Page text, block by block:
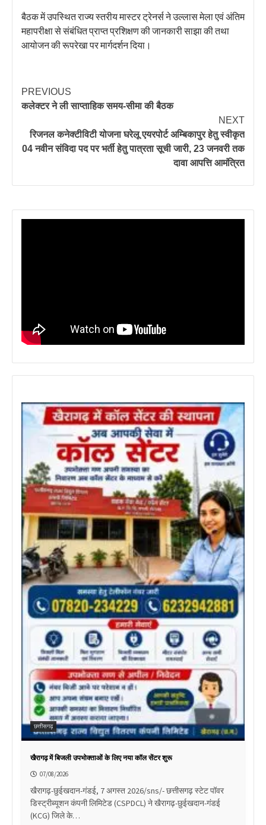
बैठक में उपस्थित राज्य स्तरीय मास्टर ट्रेनर्स ने उल्लास मेला एवं अंतिम
महापरीक्षा से संबंधित प्राप्त प्रशिक्षण की जानकारी साझा की तथा
आयोजन की रूपरेखा पर मार्गदर्शन दिया।
PREVIOUS
कलेक्टर ने ली साप्ताहिक समय-सीमा की बैठक
NEXT
रिजनल कनेक्टीविटी योजना घरेलू एयरपोर्ट अम्बिकापुर हेतु स्वीकृत
04 नवीन संविदा पद पर भर्ती हेतु पात्रता सूची जारी, 23 जनवरी तक
दावा आपत्ति आमंत्रित
छत्तीसगढ़
खैरागढ़ में बिजली उपभोक्ताओं के लिए नया कॉल सेंटर शुरू
07/08/2026
खैरागढ़-छुईखदान-गंडई, 7 अगस्त 2026/sns/- छत्तीसगढ़ स्टेट पॉवर
डिस्ट्रीब्यूशन कंपनी लिमिटेड (CSPDCL) ने खैरागढ़-छुईखदान-गंडई
(KCG) जिले के…